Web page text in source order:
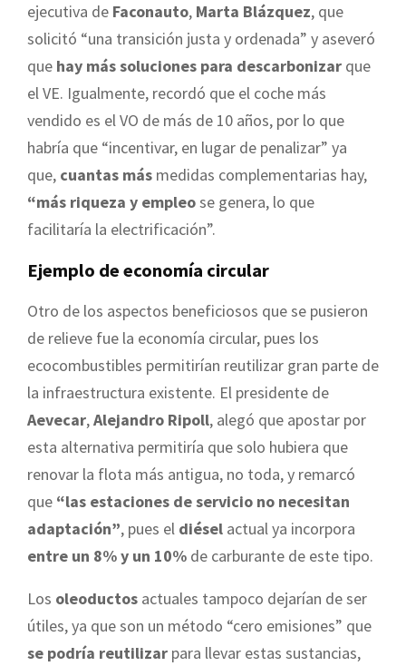
ejecutiva de Faconauto, Marta Blázquez, que
solicitó “una transición justa y ordenada” y aseveró
que hay más soluciones para descarbonizar que
el VE. Igualmente, recordó que el coche más
vendido es el VO de más de 10 años, por lo que
habría que “incentivar, en lugar de penalizar” ya
que, cuantas más medidas complementarias hay,
“más riqueza y empleose genera, lo que
facilitaría la electrificación”.
Ejemplo de economía circular
Otro de los aspectos beneficiosos que se pusieron
de relieve fue la economía circular, pues los
ecocombustibles permitirían reutilizar gran parte de
la infraestructura existente. El presidente de
Aevecar,Alejandro Ripoll, alegó que apostar por
esta alternativa permitiría que solo hubiera que
renovar la flota más antigua, no toda, y remarcó
que “las estaciones de servicio no necesitan
adaptación”, pues el diésel actual ya incorpora
entre un 8% y un 10% de carburante de este tipo.
Los oleoductos actuales tampoco dejarían de ser
útiles, ya que son un método “cero emisiones” que
se podría reutilizar para llevar estas sustancias,